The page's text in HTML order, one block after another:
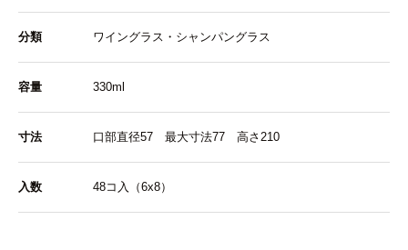
分類 ワイングラス・シャンパングラス
容量 330ml
寸法 口部直径57 最大寸法77 高さ210
入数 48コ入（6x8）